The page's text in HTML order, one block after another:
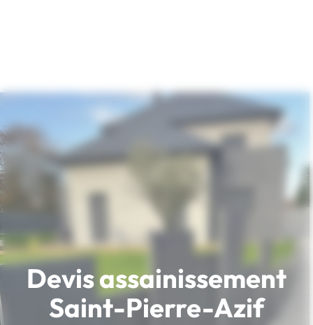
Devis assainissement
Saint-Pierre-Azif